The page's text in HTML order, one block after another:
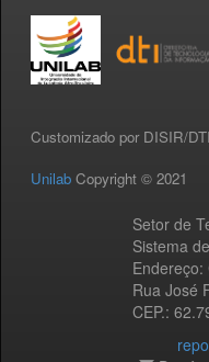
Customizado por DISIR/DTI
Unilab Copyright © 2021
Setor de
Sistema
Endereço:
Rua José
CEP.: